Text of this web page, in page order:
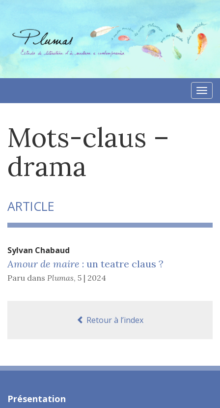
contenu
Mots-claus –
drama
ARTICLE
Sylvan Chabaud
Amour de maire : un teatre claus ?
Paru dans Plumas, 5 | 2024
Retour à l’index
Présentation